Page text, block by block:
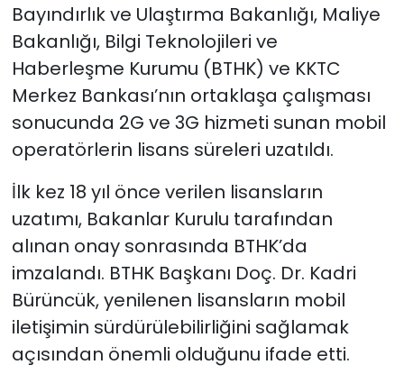
Bayındırlık ve Ulaştırma Bakanlığı, Maliye
Bakanlığı, Bilgi Teknolojileri ve
Haberleşme Kurumu (BTHK) ve KKTC
Merkez Bankası’nın ortaklaşa çalışması
sonucunda 2G ve 3G hizmeti sunan mobil
operatörlerin lisans süreleri uzatıldı.
İlk kez 18 yıl önce verilen lisansların
uzatımı, Bakanlar Kurulu tarafından
alınan onay sonrasında BTHK’da
imzalandı. BTHK Başkanı Doç. Dr. Kadri
Bürüncük, yenilenen lisansların mobil
iletişimin sürdürülebilirliğini sağlamak
açısından önemli olduğunu ifade etti.
Moda
Nöbetçi Eczaneler
Otomobil Dünyası
Politika
SAĞLIK
Spor
Teknoloji
TÜRKiYE